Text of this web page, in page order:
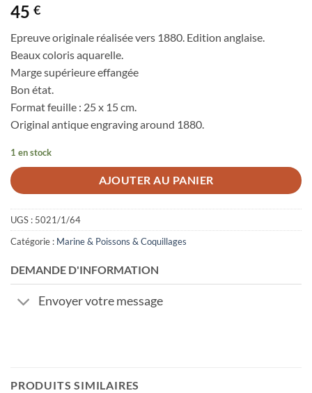
45 €
Epreuve originale réalisée vers 1880. Edition anglaise.
Beaux coloris aquarelle.
Marge supérieure effangée
Bon état.
Format feuille : 25 x 15 cm.
Original antique engraving around 1880.
1 en stock
AJOUTER AU PANIER
UGS : 5021/1/64
Catégorie : Marine & Poissons & Coquillages
DEMANDE D'INFORMATION
Envoyer votre message
PRODUITS SIMILAIRES